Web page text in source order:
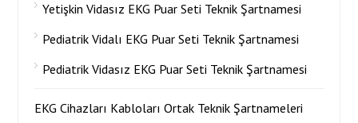
Yetişkin Vidasız EKG Puar Seti Teknik Şartnamesi
Pediatrik Vidalı EKG Puar Seti Teknik Şartnamesi
Pediatrik Vidasız EKG Puar Seti Teknik Şartnamesi
EKG Cihazları Kabloları Ortak Teknik Şartnameleri